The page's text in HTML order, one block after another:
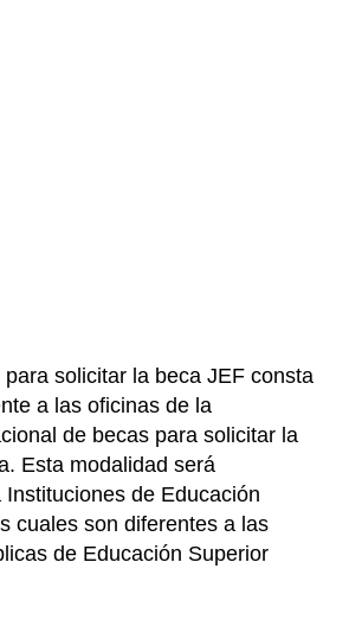
para solicitar la beca JEF consta
a las oficinas de la
de becas para solicitar la
Esta modalidad será
de Educación
cuales son diferentes a las
de Educación Superior